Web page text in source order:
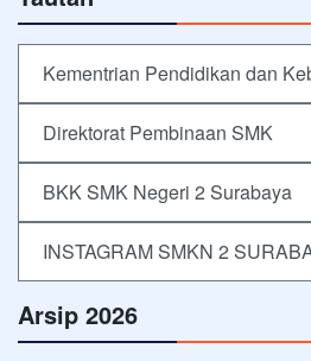
Kementrian Pendidikan dan
Direktorat Pembinaan SMK
BKK SMK Negeri 2 Surabaya
INSTAGRAM SMKN 2
Arsip 2026